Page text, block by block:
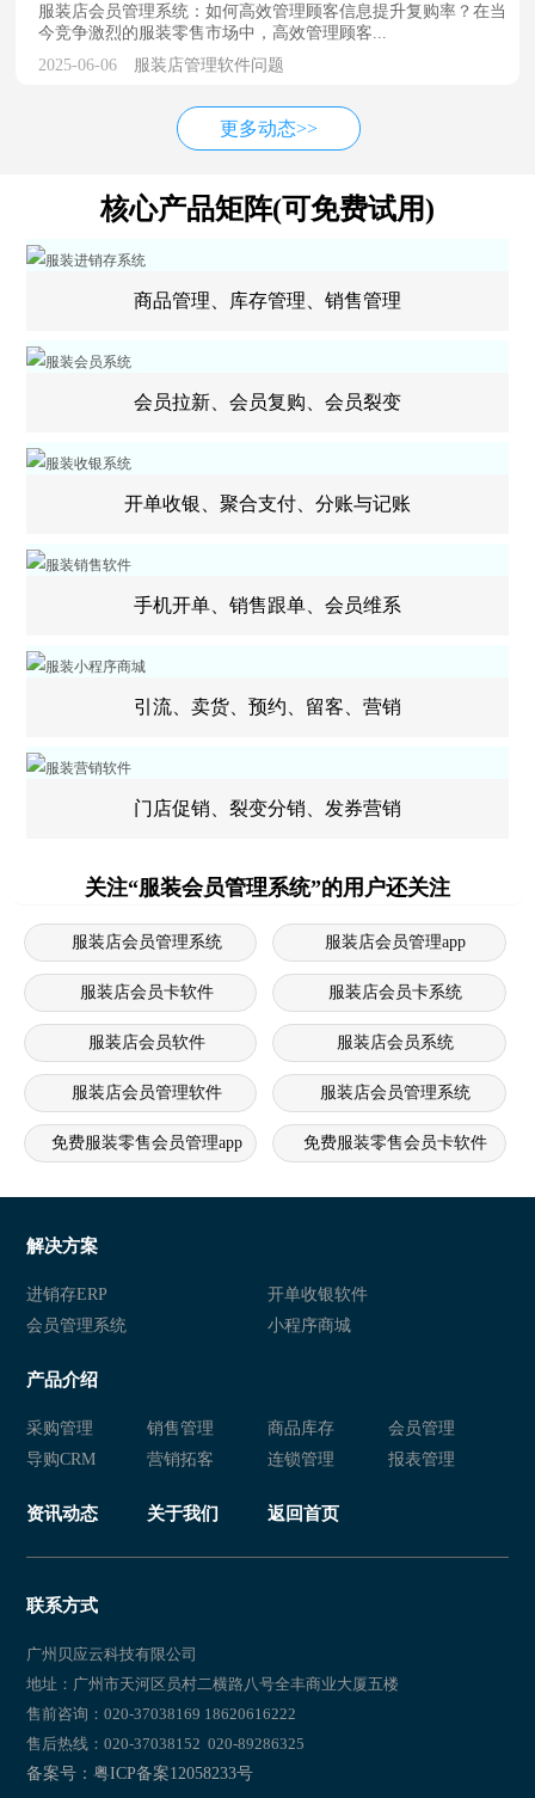
服装店会员管理系统：如何高效管理顾客信息提升复购率？在当
今竞争激烈的服装零售市场中，高效管理顾客...
2025-06-06 服装店管理软件问题
更多动态>>
核心产品矩阵(可免费试用)
商品管理、库存管理、销售管理
会员拉新、会员复购、会员裂变
开单收银、聚合支付、分账与记账
手机开单、销售跟单、会员维系
引流、卖货、预约、留客、营销
门店促销、裂变分销、发券营销
关注“服装会员管理系统”的用户还关注
服装店会员管理系统 服装店会员管理app
服装店会员卡软件 服装店会员卡系统
服装店会员软件 服装店会员系统
服装店会员管理软件 服装店会员管理系统
免费服装零售会员管理app 免费服装零售会员卡软件
免费服装零售会员卡系统 免费服装零售会员软件
免费服装零售会员系统
免费服装零售会员管理系统 免费服装零售店会员管理app
免费服装零售店会员软件
免费线下服装店会员系统
免费线下服装店会员管理系统
免费实体服装店会员卡软件 免费实体服装店会员卡系统
免费实体服装店会员软件 免费实体服装店会员系统
解决方案
进销存ERP
开单收银软件
会员管理系统
小程序商城
产品介绍
采购管理 销售管理 商品库存
会员管理
导购CRM
营销拓客 连锁管理 报表管理
资讯动态 关于我们 返回首页
联系方式
广州贝应云科技有限公司
地址：广州市天河区员村二横路八号全丰商业大厦五楼
售前咨询：020-37038169 18620616222
售后热线：020-37038152 020-89286325
备案号：粤ICP备案12058233号